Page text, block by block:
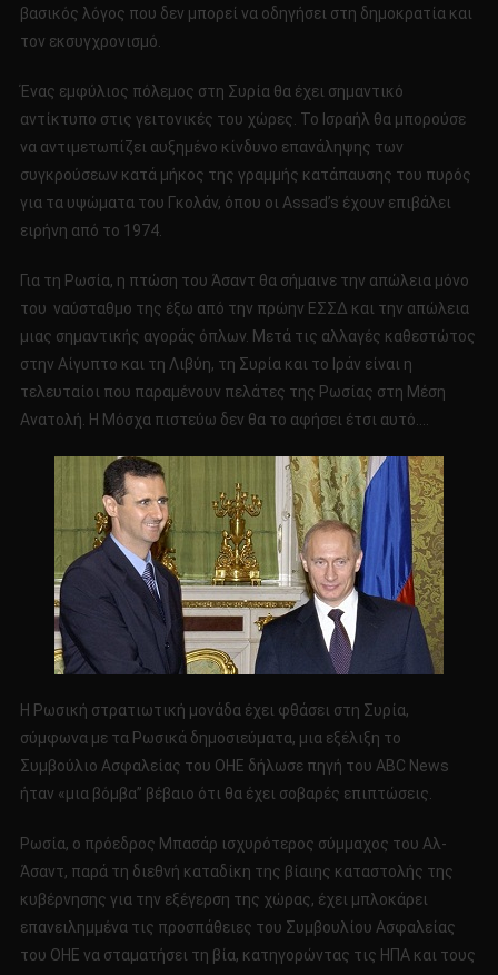
βασικός λόγος που δεν μπορεί να οδηγήσει στη δημοκρατία και
τον εκσυγχρονισμό.
Ένας εμφύλιος πόλεμος στη Συρία θα έχει σημαντικό
αντίκτυπο στις γειτονικές του χώρες. Το Ισραήλ θα μπορούσε
να αντιμετωπίζει αυξημένο κίνδυνο επανάληψης των
συγκρούσεων κατά μήκος της γραμμής κατάπαυσης του πυρός
για τα υψώματα του Γκολάν, όπου οι Assad’s έχουν επιβάλει
ειρήνη από το 1974.
Για τη Ρωσία, η πτώση του Άσαντ θα σήμαινε την απώλεια μόνο
του ναύσταθμο της έξω από την πρώην ΕΣΣΔ και την απώλεια
μιας σημαντικής αγοράς όπλων. Μετά τις αλλαγές καθεστώτος
στην Αίγυπτο και τη Λιβύη, τη Συρία και το Ιράν είναι η
τελευταίοι που παραμένουν πελάτες της Ρωσίας στη Μέση
Ανατολή. Η Μόσχα πιστεύω δεν θα το αφήσει έτσι αυτό….
Η Ρωσική στρατιωτική μονάδα έχει φθάσει στη Συρία,
σύμφωνα με τα Ρωσικά δημοσιεύματα, μια εξέλιξη το
Συμβούλιο Ασφαλείας του ΟΗΕ δήλωσε πηγή του ABC News
ήταν «μια βόμβα” βέβαιο ότι θα έχει σοβαρές επιπτώσεις.
Ρωσία, ο πρόεδρος Μπασάρ ισχυρότερος σύμμαχος του Αλ-
Άσαντ, παρά τη διεθνή καταδίκη της βίαιης καταστολής της
κυβέρνησης για την εξέγερση της χώρας, έχει μπλοκάρει
επανειλημμένα τις προσπάθειες του Συμβουλίου Ασφαλείας
του ΟΗΕ να σταματήσει τη βία, κατηγορώντας τις ΗΠΑ και τους